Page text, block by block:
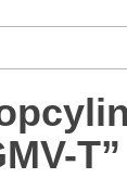
T”